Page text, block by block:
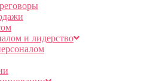
и лидерство